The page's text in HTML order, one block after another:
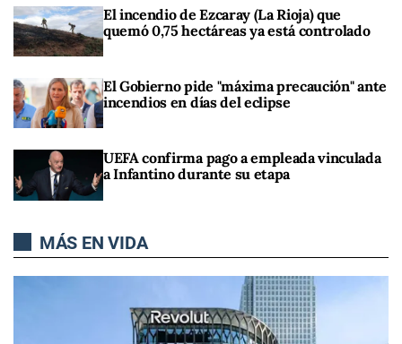
El incendio de Ezcaray (La Rioja) que
quemó 0,75 hectáreas ya está controlado
El Gobierno pide "máxima precaución" ante
incendios en días del eclipse
UEFA confirma pago a empleada vinculada
a Infantino durante su etapa
MÁS EN VIDA